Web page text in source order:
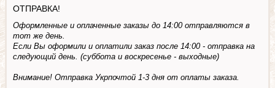
ОТПРАВКА!
Оформленные и оплаченные заказы до 14:00 отправляются в
тот же день.
Если Вы оформили и оплатили заказ после 14:00 - отправка на
следующий день. (суббота и воскресенье - выходные)
Внимание! Отправка Укрпочтой 1-3 дня от оплаты заказа.